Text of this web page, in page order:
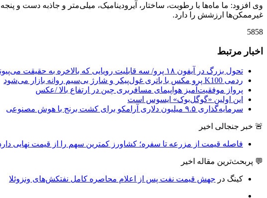
وی افزود: ما ماه‌ها با رطوبت، ساختار، آیرودینامیک، میلی‌متر و جاذبه دست و
غیرممکن‌ها ارزشش را دارد.
5858
اخبار مرتبط
تحول بزرگ در آیفون ۱۸ پرو/ سه قابلیت رویایی که بالاخره به حقیقت می‌پیوندند
ردمی K100 پرو مکس با باتری غول‌پیکر و شارژ بی‌سیم روانه بازار می‌شود
پرواز موفقیت‌آمیز هواپیمای مسافربری چین در ارتفاع بالا /عکس
این اولین «گوگل‌بوک» ایسوس است
سرمایه‌گذاری ۹.۵ میلیون دلاری آرامکو برای کشت برنج با هوش مصنوعی
🚨 خبر جنجالی اخیر
فاصله قیمت از مزرعه تا سفره؛ کشاورز کمترین سهم را از قیمت نهایی
💬 پربحث‌ترین مقاله اخیر
کینگ در جهش قیمت نفت پس از اعلام محاصره کامل نفتکش‌های ونزوئلا